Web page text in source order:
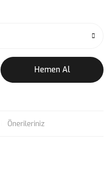
Hemen Al
Önerileriniz